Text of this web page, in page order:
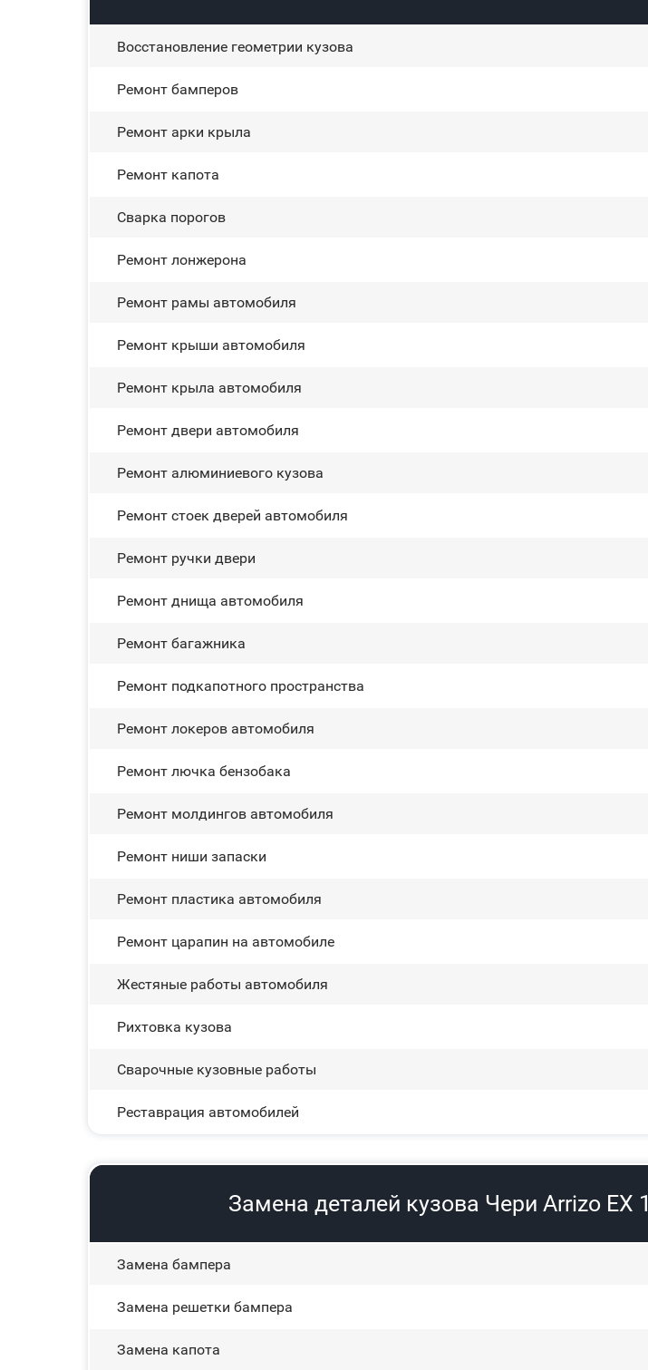
Восстановление геометрии кузова
Ремонт бамперов
Ремонт арки крыла
Ремонт капота
Сварка порогов
Ремонт лонжерона
Ремонт рамы автомобиля
Ремонт крыши автомобиля
Ремонт крыла автомобиля
Ремонт двери автомобиля
Ремонт алюминиевого кузова
Ремонт стоек дверей автомобиля
Ремонт ручки двери
Ремонт днища автомобиля
Ремонт багажника
Ремонт подкапотного пространства
Ремонт лoĸepoв автомобиля
Ремонт лючка бензобака
Ремонт молдингов автомобиля
Ремонт ниши запаски
Ремонт пластика автомобиля
Ремонт царапин на автомобиле
Жестяные работы автомобиля
Рихтовка кузова
Сварочные кузовные работы
Реставрация автомобилей
Замена деталей кузова Чери Arrizo EX 1
Замена бампера
Замена решетки бампера
Замена капота